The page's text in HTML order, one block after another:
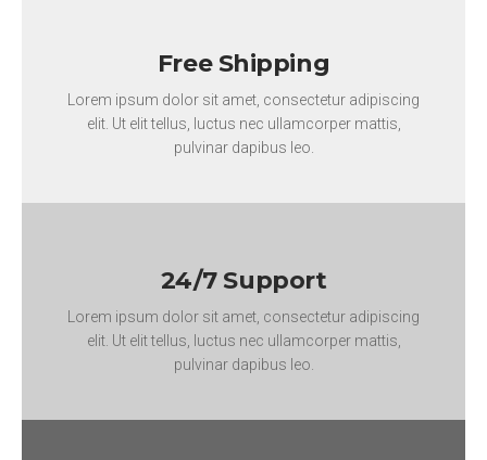
Free Shipping
Lorem ipsum dolor sit amet, consectetur adipiscing
elit. Ut elit tellus, luctus nec ullamcorper mattis,
pulvinar dapibus leo.
24/7 Support
Lorem ipsum dolor sit amet, consectetur adipiscing
elit. Ut elit tellus, luctus nec ullamcorper mattis,
pulvinar dapibus leo.